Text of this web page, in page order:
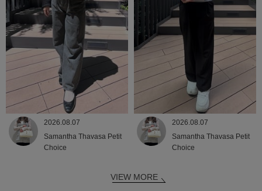
2026.08.07
Samantha Thavasa Petit
Choice
2026.08.07
Samantha Thavasa Petit
Choice
VIEW MORE